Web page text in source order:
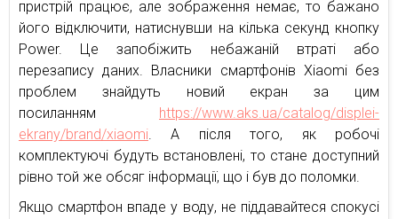
пристрій працює, але зображення немає, то бажано
його відключити, натиснувши на кілька секунд кнопку
Power. Це запобіжить небажаній втраті або
перезапису даних. Власники смартфонів Xiaomi без
проблем знайдуть новий екран за цим
посиланням
https://www.aks.ua/catalog/displei-
ekrany/brand/xiaomi. А після того, як робочі
комплектуючі будуть встановлені, то стане доступний
рівно той же обсяг інформації, що і був до поломки.
Якщо смартфон впаде у воду, не піддавайтеся спокусі